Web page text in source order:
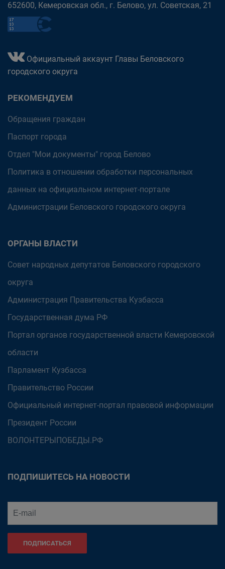
652600, Кемеровская обл., г. Белово, ул. Советская, 21
Официальный аккаунт Главы Беловского
городского округа
РЕКОМЕНДУЕМ
Обращения граждан
Паспорт города
Отдел "Мои документы" город Белово
Политика в отношении обработки персональных
данных на официальном интернет-портале
Администрации Беловского городского округа
ОРГАНЫ ВЛАСТИ
Совет народных депутатов Беловского городского
округа
Администрация Правительства Кузбасса
Государственная дума РФ
Портал органов государственной власти Кемеровской
области
Парламент Кузбасса
Правительство России
Официальный интернет-портал правовой информации
Президент России
ВОЛОНТЕРЫПОБЕДЫ.РФ
ПОДПИШИТЕСЬ НА НОВОСТИ
ПОДПИСАТЬСЯ